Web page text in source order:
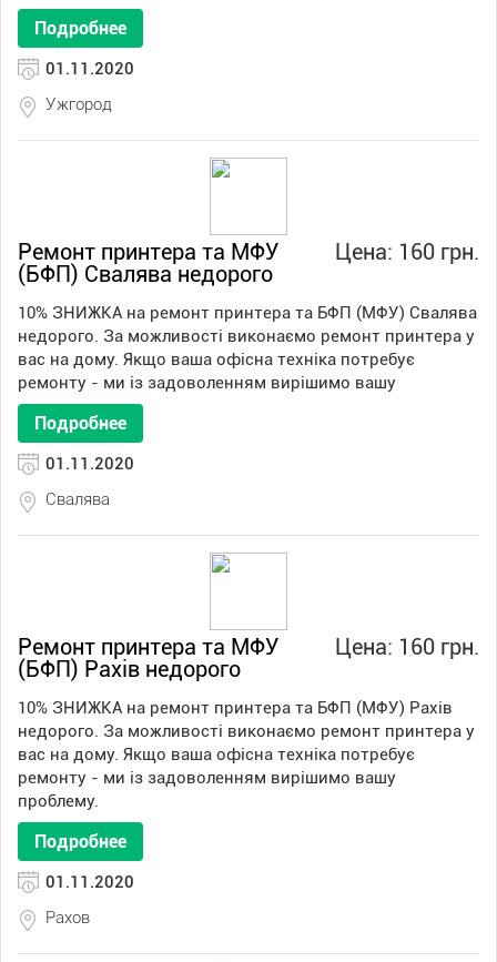
Подробнее
01.11.2020
Ужгород
Цена: 160 грн.
Ремонт принтера та МФУ
(БФП) Свалява недорого
10% ЗНИЖКА на ремонт принтера та БФП (МФУ) Свалява
недорого. За можливості виконаємо ремонт принтера у
вас на дому. Якщо ваша офісна техніка потребує
ремонту - ми із задоволенням вирішимо вашу
Подробнее
01.11.2020
Свалява
Цена: 160 грн.
Ремонт принтера та МФУ
(БФП) Рахів недорого
10% ЗНИЖКА на ремонт принтера та БФП (МФУ) Рахів
недорого. За можливості виконаємо ремонт принтера у
вас на дому. Якщо ваша офісна техніка потребує
ремонту - ми із задоволенням вирішимо вашу
проблему.
Подробнее
01.11.2020
Рахов